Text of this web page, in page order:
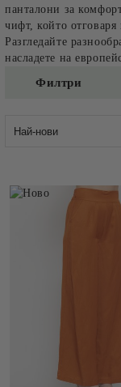
панталони за
чифт, който
Разгледайте
насладете на
Филтри